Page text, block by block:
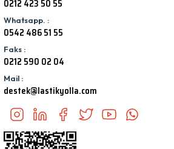
0212 423 50 55
Whatsapp. :
0542 486 51 55
Faks :
0212 590 02 04
Mail :
destek@lastikyolla.com